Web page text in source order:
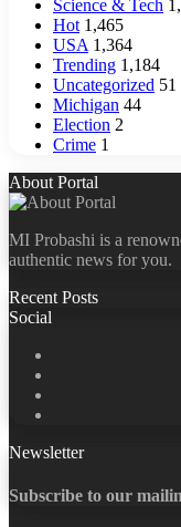
Science & Tech
Hot 1,465
USA 1,364
Trending 1,184
Uncategorized 51
Michigan 44
Election 2
Crime 1
About Portal
MI Probashi is a
authentic news for you.
Recent Posts
Social
Newsletter
Subscribe to our